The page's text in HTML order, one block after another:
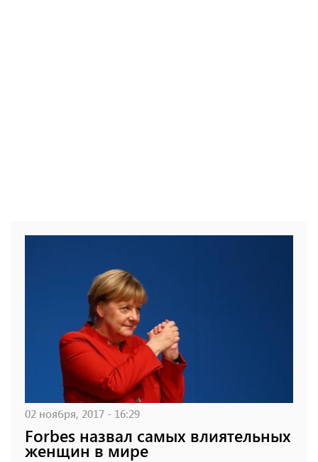
02 ноября, 2017 - 16:29
Forbes назвал самых влиятельных
женщин в мире